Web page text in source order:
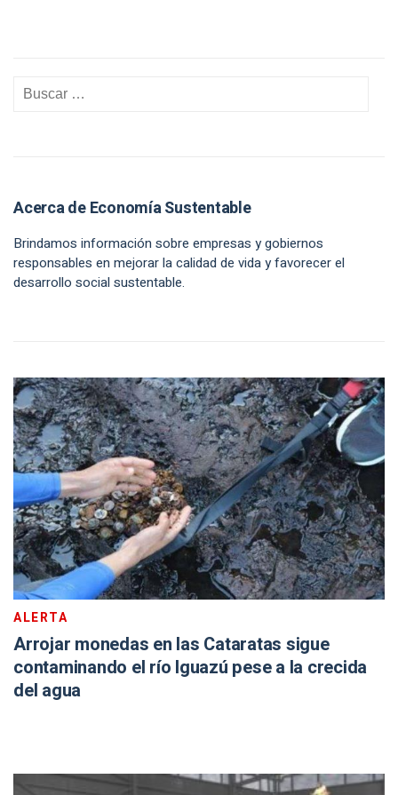
Acerca de Economía Sustentable
Brindamos información sobre empresas y gobiernos
responsables en mejorar la calidad de vida y favorecer el
desarrollo social sustentable.
ALERTA
Arrojar monedas en las Cataratas sigue
contaminando el río Iguazú pese a la crecida
del agua